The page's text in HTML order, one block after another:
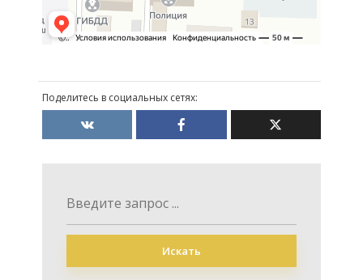
Поделитесь в социальных сетях:
Искать